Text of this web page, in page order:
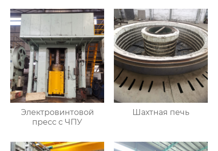
Электровинтовой
пресс с ЧПУ
Шахтная печь